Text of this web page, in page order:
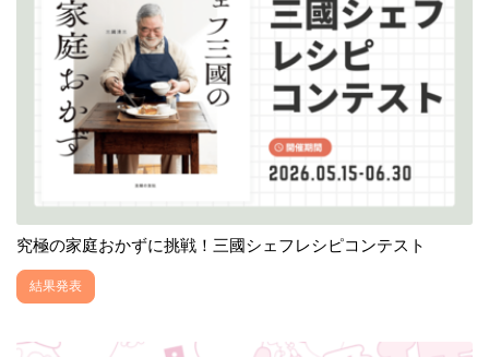
究極の家庭おかずに挑戦！三國シェフレシピコンテスト
結果発表